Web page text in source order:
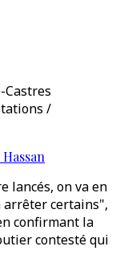
/
lancés, on va en
arrêter certains",
confirmant la
contesté qui